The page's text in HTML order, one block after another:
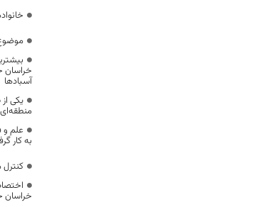
خراسان
آسبادها
یکی
علم و
به کار
خراسان